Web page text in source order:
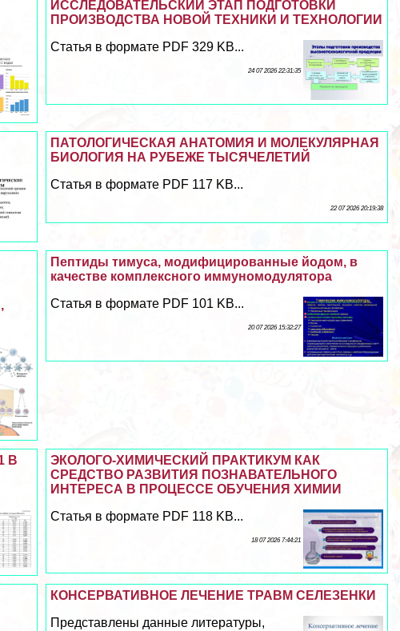
ИССЛЕДОВАТЕЛЬСКИЙ ЭТАП ПОДГОТОВКИ
ПРОИЗВОДСТВА НОВОЙ ТЕХНИКИ И ТЕХНОЛОГИИ
Статья в формате PDF 329 KB...
24 07 2026 22:31:35
ПАТОЛОГИЧЕСКАЯ АНАТОМИЯ И МОЛЕКУЛЯРНАЯ
БИОЛОГИЯ НА РУБЕЖЕ ТЫСЯЧЕЛЕТИЙ
Статья в формате PDF 117 KB...
22 07 2026 20:19:38
Пептиды тимуса, модифицированные йодом, в
качестве комплексного иммуномодулятора
Статья в формате PDF 101 KB...
20 07 2026 15:32:27
ЭКОЛОГО-ХИМИЧЕСКИЙ ПРАКТИКУМ КАК
СРЕДСТВО РАЗВИТИЯ ПОЗНАВАТЕЛЬНОГО
ИНТЕРЕСА В ПРОЦЕССЕ ОБУЧЕНИЯ ХИМИИ
Статья в формате PDF 118 KB...
18 07 2026 7:44:21
В
КОНСЕРВАТИВНОЕ ЛЕЧЕНИЕ ТРАВМ СЕЛЕЗЕНКИ
Представлены данные литературы,